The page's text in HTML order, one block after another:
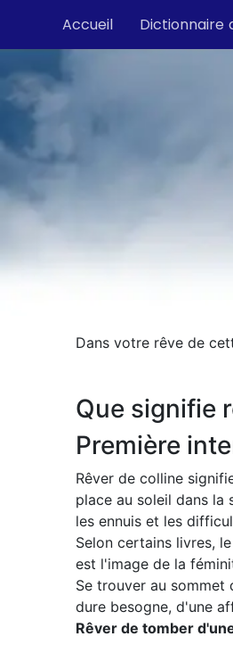
Accueil Dictionnaire
Dans votre rêve de
Que signifie
Première
Rêver de colline
place au soleil dans
les ennuis et les
Selon certains livres,
est l'image de la
Se trouver au sommet
dure besogne, d'une
Rêver de tomber